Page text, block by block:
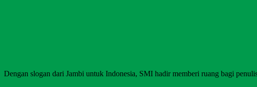
Dengan slogan dari Jambi untuk Indonesia, SMI hadir memberi ruang bagi